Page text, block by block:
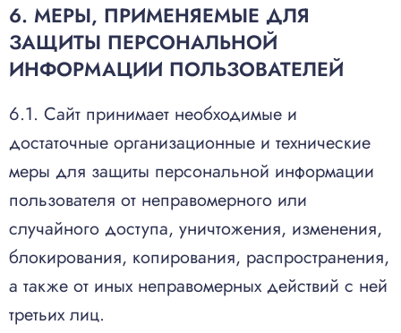
6. МЕРЫ, ПРИМЕНЯЕМЫЕ ДЛЯ
ЗАЩИТЫ ПЕРСОНАЛЬНОЙ
ИНФОРМАЦИИ ПОЛЬЗОВАТЕЛЕЙ
6.1. Сайт принимает необходимые и
достаточные организационные и технические
меры для защиты персональной информации
пользователя от неправомерного или
случайного доступа, уничтожения, изменения,
блокирования, копирования, распространения,
а также от иных неправомерных действий с ней
третьих лиц.